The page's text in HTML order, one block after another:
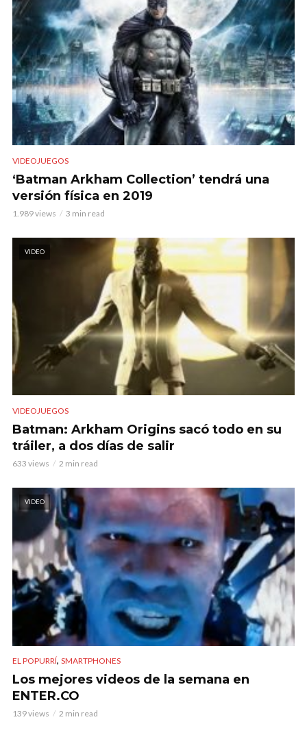
VIDEOJUEGOS
‘Batman Arkham Collection’ tendrá una
versión física en 2019
1.989 views 3 min read
VIDEO
VIDEOJUEGOS
Batman: Arkham Origins sacó todo en su
tráiler, a dos días de salir
633 views 2 min read
VIDEO
EL POPURRÍ, SMARTPHONES
Los mejores videos de la semana en
ENTER.CO
139 views 2 min read